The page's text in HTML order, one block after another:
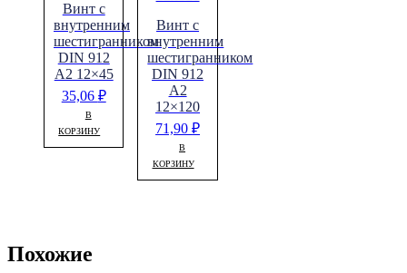
Винт с
внутренним
шестигранником
DIN 912
A2 12×45
35,06 ₽
В
КОРЗИНУ
Винт с
внутренним
шестигранником
DIN 912
A2
12×120
71,90₽
В
КОРЗИНУ
Похожие